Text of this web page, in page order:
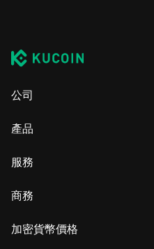
公司
產品
服務
商務
加密貨幣價格